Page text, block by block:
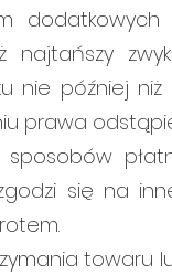
dodatkowych
nie później
prawa
się na
towaru